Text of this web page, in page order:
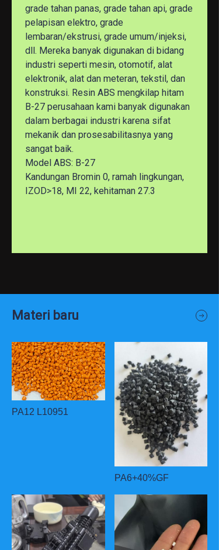
grade tahan panas, grade tahan api, grade
pelapisan elektro, grade
lembaran/ekstrusi, grade umum/injeksi,
dll. Mereka banyak digunakan di bidang
industri seperti mesin, otomotif, alat
elektronik, alat dan meteran, tekstil, dan
konstruksi. Resin ABS mengkilap hitam
B-27 perusahaan kami banyak digunakan
dalam berbagai industri karena sifat
mekanik dan prosesabilitasnya yang
sangat baik.
Model ABS: B-27
Kandungan Bromin 0, ramah lingkungan,
IZOD>18, MI 22, kehitaman 27.3
Materi baru
PA12 L10951
PA6+40%GF